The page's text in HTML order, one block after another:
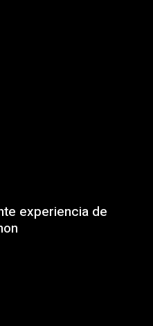
experiencia de